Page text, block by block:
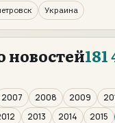
Украина
новостей181
2007 2008 2009
2013 2014 2015